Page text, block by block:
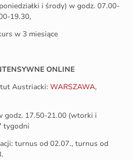
i środy) w godz. 07.00-
19.30,
w 3 miesiące
ONLINE
Austriacki: WARSZAWA,
godz. 17.50-21.00 (wtorki i
tygodni
turnus od 02.07., turnus od